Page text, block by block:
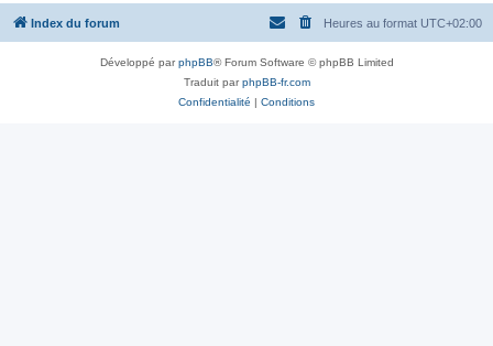
Index du forum Heures au format UTC+02:00
Développé parphpBB® Forum Software © phpBB Limited
Traduit parphpBB-fr.com
Confidentialité | Conditions